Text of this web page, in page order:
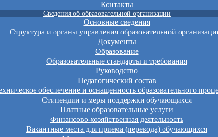
Контакты
Сведения об образовательной организации
Основные сведения
Структура и органы управления образовательной
Документы
Образование
Образовательные стандарты и требования
Руководство
Педагогический состав
обеспечение и оснащенность образовательного
Стипендии и меры поддержки обучающихся
Платные образовательные услуги
Финансово-хозяйственная деятельность
Вакантные места для приема (перевода) обучающихся